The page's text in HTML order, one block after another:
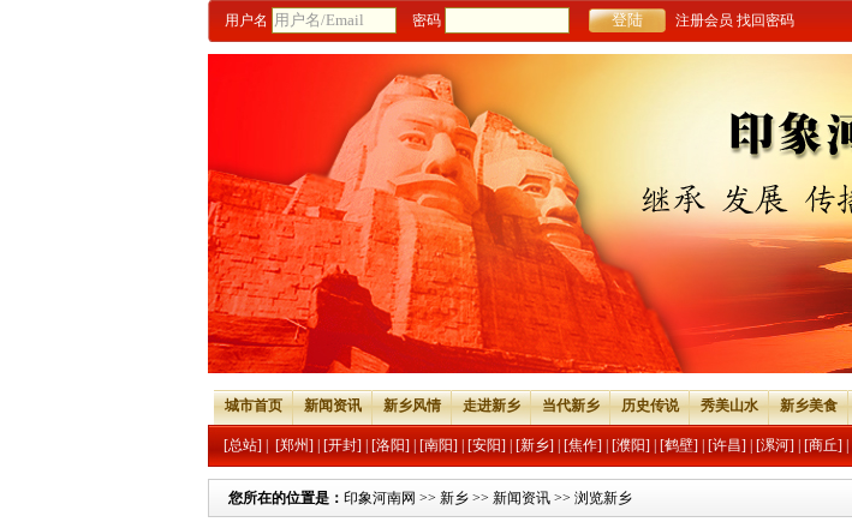
用户名 密码 注册会员 找回密码
城市首页 新闻资讯 新乡风情 走进新乡 当代新乡 历史传说 秀美山水 新乡美食
[总站] [郑州] [开封] [洛阳] [南阳] [安阳] [新乡] [焦作] [濮阳] [鹤壁] [许昌] [漯河] [商丘]
您所在的位置是： 印象河南网 >> 新乡 >> 新闻资讯 >> 浏览新乡